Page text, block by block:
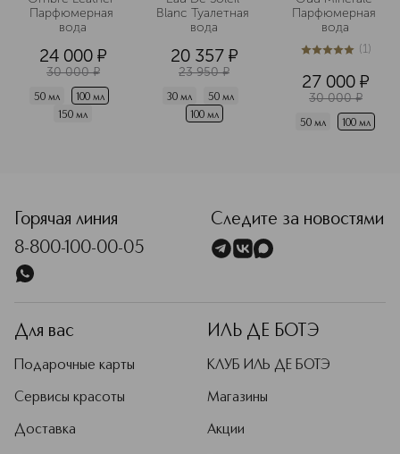
Парфюмерная
вода
24 000 ¤
30 000 ¤
50 мл
100 мл
150 мл
Blanc Туалетная
вода
20 357 ¤
23 950 ¤
30 мл
50 мл
100 мл
Парфюмерная
вода
5из 51 (1)
27 000 ¤
30 000 ¤
50 мл 100 мл
Горячая линия
8-800-100-00-05
Следите за новостями
Для вас
Подарочные карты
Сервисы красоты
Доставка
ИЛЬ ДЕ БОТЭ
КЛУБ ИЛЬ ДЕ БОТЭ
Магазины
Акции